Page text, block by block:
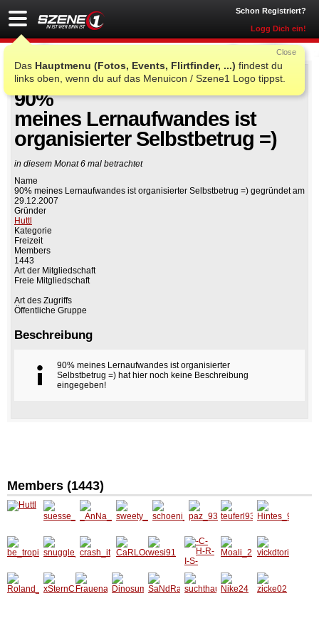
Schon Registriert?
Logg Dich ein!
Das Hauptmenu (Fotos, Events, Flirtfinder, ...) findest du
links oben, wenn du auf das Menuicon / Szene1 Logo tippst.
Close
Gruppe beitreten
Auf Facebook teilen
90%
meines Lernaufwandes ist
organisierter Selbstbetrug =)
in diesem Monat 6 mal betrachtet
Name
90% meines Lernaufwandes ist organisierter Selbstbetrug =) gegründet am
29.12.2007
Gründer
Huttl
Kategorie
Freizeit
Members
1443
Art der Mitgliedschaft
Freie Mitgliedschaft
Art des Zugriffs
Öffentliche Gruppe
Beschreibung
90% meines Lernaufwandes ist organisierter
Selbstbetrug =) hat hier noch keine Beschreibung
eingegeben!
Members (1443)
Huttl
suesse
_lia
_AnNa
_92
sweety
_2201
schoeni
_111
paz_93
teuferl9
3
Hintes_
93
be_trop
ical
snuggle
_cat
crash_i
t
CaRLO
cOkXx
NuTtE2
wesi91
-C-H-R-
I-S-
Moali_2
vickdto
ria